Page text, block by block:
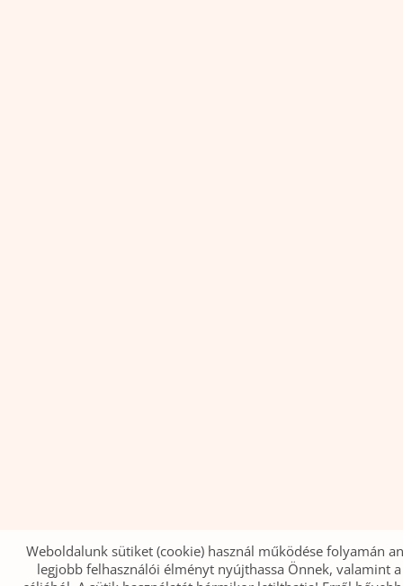
Weboldalunk sütiket (cookie) használ működése folyamán
legjobb felhasználói élményt nyújthassa Önnek, valamint